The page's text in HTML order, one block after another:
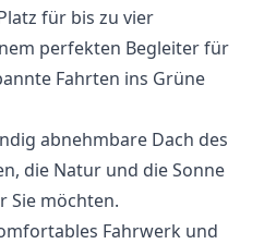
für bis zu vier
perfekten Begleiter für
Fahrten ins Grüne
abnehmbare Dach des
die Natur und die Sonne
Sie möchten.
Fahrwerk und